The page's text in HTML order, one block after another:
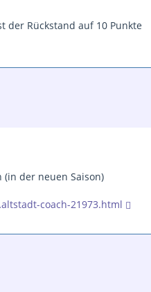
der Rückstand auf 10 Punkte
(in der neuen Saison)
coach-21973.html